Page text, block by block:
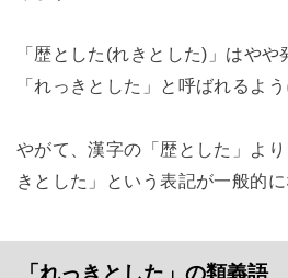
「歴とした(れきとした)」はやや
「れっきとした」と呼ばれるよ
やがて、漢字の「歴とした」よ
きとした」という表記が一般的に
「れっきとした」の類義語